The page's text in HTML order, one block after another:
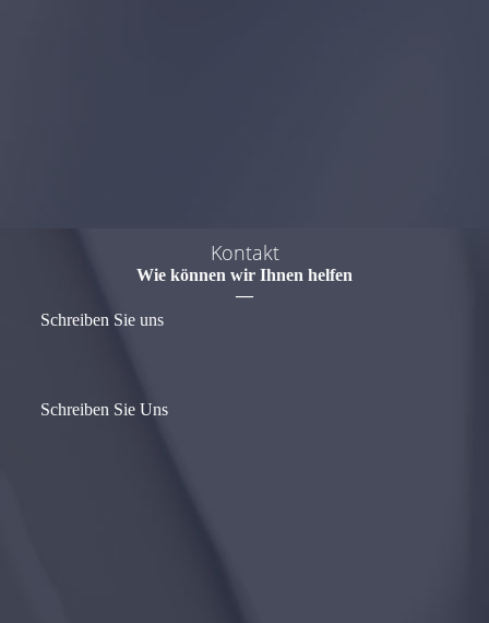
Kontakt
Wie können wir Ihnen helfen
—
Schreiben Sie uns
Schreiben Sie Uns